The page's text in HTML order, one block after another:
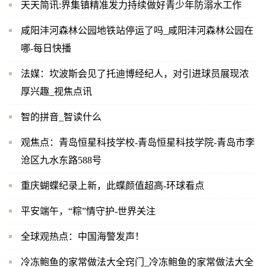
天天简讯:界集镇精准发力持续做好青少年防溺水工作
咸阳沣河森林公园地铁站停运了吗_咸阳沣河森林公园在
哪-每日快播
法媒：坎波斯会见了托迪博经纪人，对引进球员展现浓
厚兴趣_视焦点讯
智的拼音_智读什么
观焦点：青岛恒星科技学校-青岛恒星科技学院-青岛市李
沧区九水东路588号
重庆蝴蝶纪录上新，此蝶颜值超高-环球看点
平安端午，“粽”情守护-世界关注
全球观热点：中国海警发声！
冷冻鲍鱼的家常做法大全窍门_冷冻鲍鱼的家常做法大全